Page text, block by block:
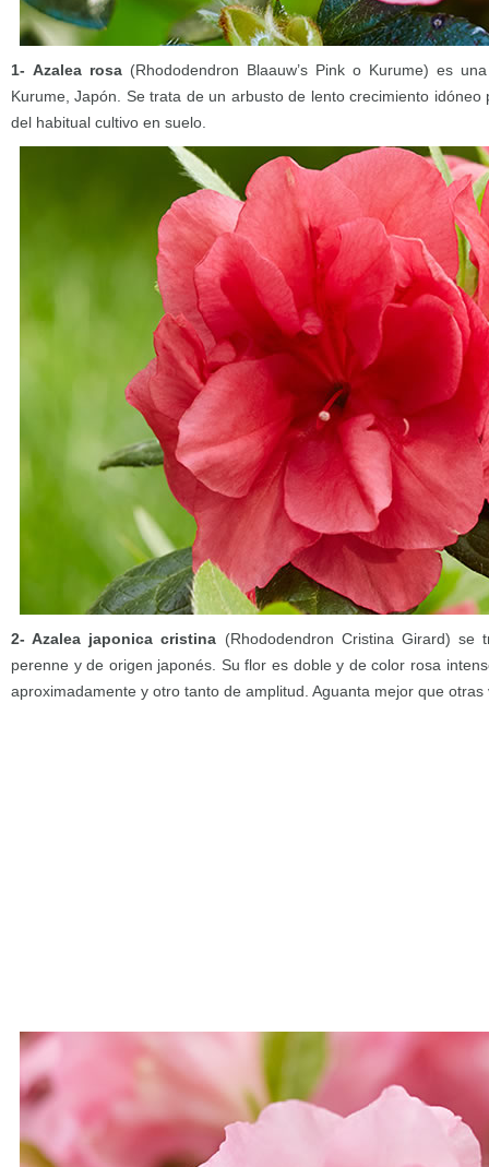
1- Azalea rosa (Rhododendron Blaauw’s Pink o Kurume) es
Kurume, Japón. Se trata de un arbusto de lento crecimiento
del habitual cultivo en suelo.
2- Azalea japonica cristina (Rhododendron Cristina Girard)
perenne y de origen japonés. Su flor es doble y de color rosa
aproximadamente y otro tanto de amplitud. Aguanta mejor que